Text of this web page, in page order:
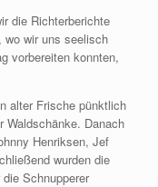
die Richterberichte
wo wir uns seelisch
vorbereiten konnten,
alter Frische pünktlich
Waldschänke. Danach
Henriksen, Jef
wurden die
Schnupperer